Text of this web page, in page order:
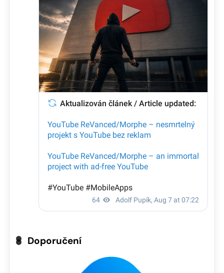
Doporučení